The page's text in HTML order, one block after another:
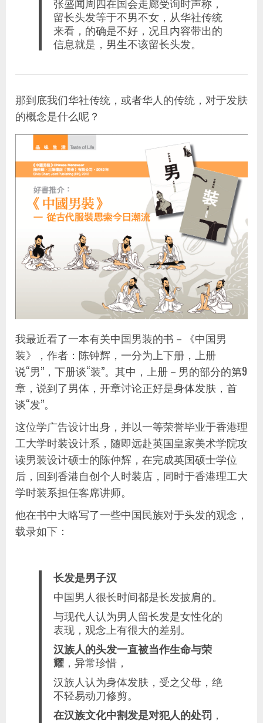
张盛闻周四在国会走廊受询时声称，
留长头发等于不男不女，从华社传统
来看，的确是不好，况且内容带出的
信息就是，男生不该留长头发。
那到底我们华社传统，或者华人的传统，对于发肤
的概念是什么呢？
我最近看了一本有关中国男装的书－《中国男
装》，作者：陈钟辉，一分为上下册，上册
说“男”，下册谈“装”。其中，上册－男的部分的第9
章，说到了男体，开章讨论正好是身体发肤，首
谈“发”。
这位学广告设计出身，并以一等荣誉毕业于香港理
工大学时装设计系，随即远赴英国皇家美术学院攻
读男装设计硕士的陈仲辉，在完成英国硕士学位
后，回到香港自创个人时装店，同时于香港理工大
学时装系担任客席讲师。
他在书中大略写了一些中国民族对于头发的观念，
载录如下：
长发是男子汉
中国男人很长时间都是长发披肩的。
与现代人认为男人留长发是女性化的
表现，观念上有很大的差别。
汉族人的头发一直被当作生命与荣
耀 ，异常珍惜，
汉族人认为身体发肤，受之父母，绝
不轻易动刀修剪。
在汉族文化中割发是对犯人的处罚 ，